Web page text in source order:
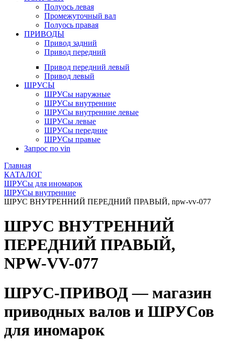
Полуось левая
Промежуточный вал
Полуось правая
ПРИВОДЫ
Привод задний
Привод передний
Привод передний левый
Привод левый
ШРУСЫ
ШРУСы наружные
ШРУСы внутренние
ШРУСы внутренние левые
ШРУСы левые
ШРУСы передние
ШРУСы правые
Запрос по vin
Главная
КАТАЛОГ
ШРУСы для иномарок
ШРУСы внутренние
ШРУС ВНУТРЕННИЙ ПЕРЕДНИЙ ПРАВЫЙ, npw-vv-077
ШРУС ВНУТРЕННИЙ
ПЕРЕДНИЙ ПРАВЫЙ,
NPW-VV-077
ШРУС-ПРИВОД — магазин
приводных валов и ШРУСов
для иномарок